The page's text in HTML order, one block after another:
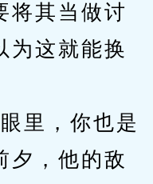
将其当做讨
为这就能换
里，你也是
夕，他的敌